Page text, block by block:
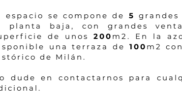
espacio se compone de 5 grandes
planta baja, con grandes
de unos 200 m2. En la
una terraza de 100 m2
de Milán.
dude en contactarnos para